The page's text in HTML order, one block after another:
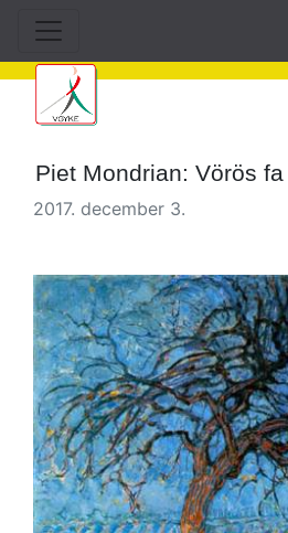
Piet Mondrian: Vörös fa
2017. december 3.